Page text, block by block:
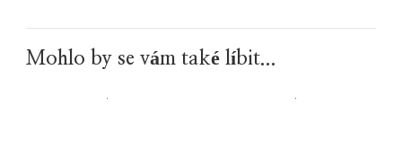
Mohlo by se vám také líbit...